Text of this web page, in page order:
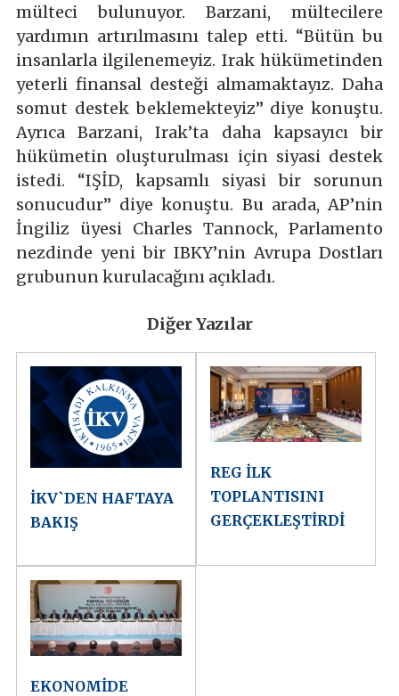
mülteci bulunuyor. Barzani, mültecilere
yardımın artırılmasını talep etti. “Bütün bu
insanlarla ilgilenemeyiz. Irak hükümetinden
yeterli finansal desteği almamaktayız. Daha
somut destek beklemekteyiz” diye konuştu.
Ayrıca Barzani, Irak’ta daha kapsayıcı bir
hükümetin oluşturulması için siyasi destek
istedi. “IŞİD, kapsamlı siyasi bir sorunun
sonucudur” diye konuştu. Bu arada, AP’nin
İngiliz üyesi Charles Tannock, Parlamento
nezdinde yeni bir IBKY’nin Avrupa Dostları
grubunun kurulacağını açıkladı.
Diğer Yazılar
İKV`DEN HAFTAYA
BAKIŞ
REG İLK
TOPLANTISINI
GERÇEKLEŞTİRDİ
EKONOMİDE